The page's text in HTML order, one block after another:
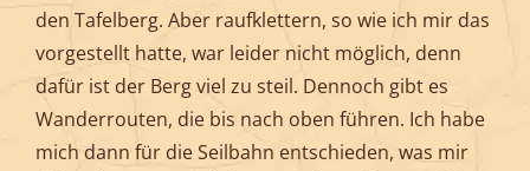
den Tafelberg. Aber raufklettern, so wie ich mir das
vorgestellt hatte, war leider nicht möglich, denn
dafür ist der Berg viel zu steil. Dennoch gibt es
Wanderrouten, die bis nach oben führen. Ich habe
mich dann für die Seilbahn entschieden, was mir